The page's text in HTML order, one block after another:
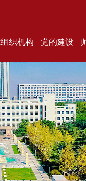
组织机构 党的建设